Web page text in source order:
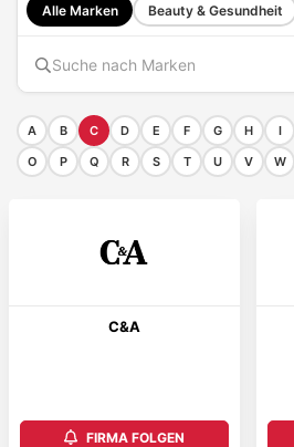
Alle Marken Beauty & Gesundheit
A B C D E F G H I
O
P Q R S T U V W
C&A
FIRMA FOLGEN